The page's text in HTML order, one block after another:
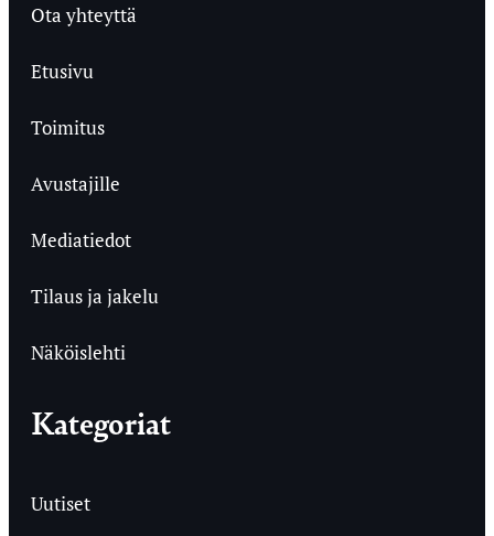
Ota yhteyttä
Etusivu
Toimitus
Avustajille
Mediatiedot
Tilaus ja jakelu
Näköislehti
Kategoriat
Uutiset